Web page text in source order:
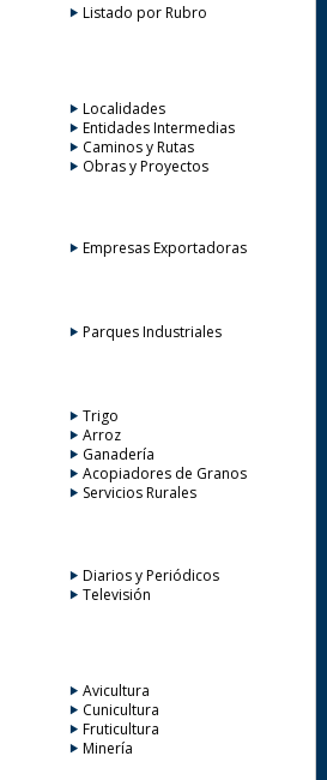
Listado por Rubro
Localidades
Entidades Intermedias
Caminos y Rutas
Obras y Proyectos
Empresas Exportadoras
Parques Industriales
Trigo
Arroz
Ganadería
Acopiadores de Granos
Servicios Rurales
Diarios y Periódicos
Televisión
Avicultura
Cunicultura
Fruticultura
Minería